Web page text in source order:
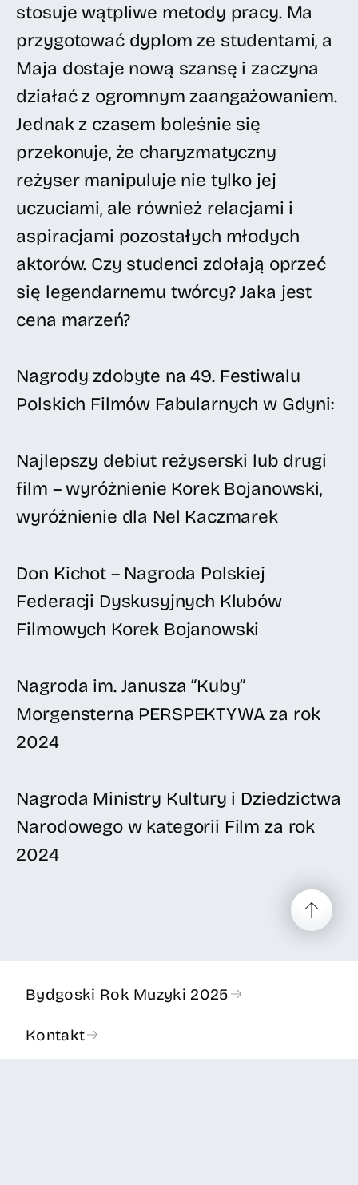
stosuje wątpliwe metody pracy. Ma
przygotować dyplom ze studentami, a
Maja dostaje nową szansę i zaczyna
działać z ogromnym zaangażowaniem.
Jednak z czasem boleśnie się
przekonuje, że charyzmatyczny
reżyser manipuluje nie tylko jej
uczuciami, ale również relacjami i
aspiracjami pozostałych młodych
aktorów. Czy studenci zdołają oprzeć
się legendarnemu twórcy? Jaka jest
cena marzeń?
Nagrody zdobyte na 49. Festiwalu
Polskich Filmów Fabularnych w Gdyni:
Najlepszy debiut reżyserski lub drugi
film – wyróżnienie Korek Bojanowski,
wyróżnienie dla Nel Kaczmarek
Don Kichot – Nagroda Polskiej
Federacji Dyskusyjnych Klubów
Filmowych Korek Bojanowski
Nagroda im. Janusza “Kuby”
Morgensterna PERSPEKTYWA za rok
2024
Nagroda Ministry Kultury i Dziedzictwa
Narodowego w kategorii Film za rok
2024
Bydgoski Rok Muzyki 2025
Kontakt